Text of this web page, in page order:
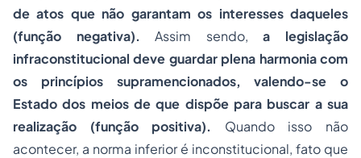
de atos que não garantam os interesses daqueles
(função negativa). Assim sendo,a legislação
infraconstitucional deve guardar plena harmonia com
os princípios supramencionados, valendo-se o
Estado dos meios de que dispõe para buscar a sua
realização (função positiva). Quando isso não
acontecer, a norma inferior é inconstitucional, fato que